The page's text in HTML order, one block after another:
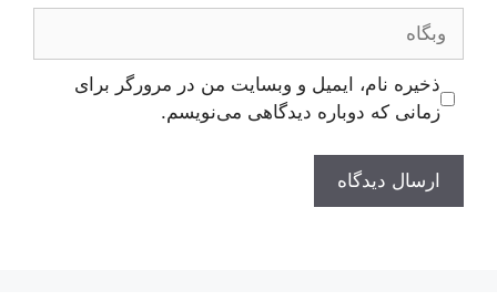
وبگاه
ذخیره نام، ایمیل و وبسایت من در مرورگر برای
زمانی که دوباره دیدگاهی می‌نویسم.